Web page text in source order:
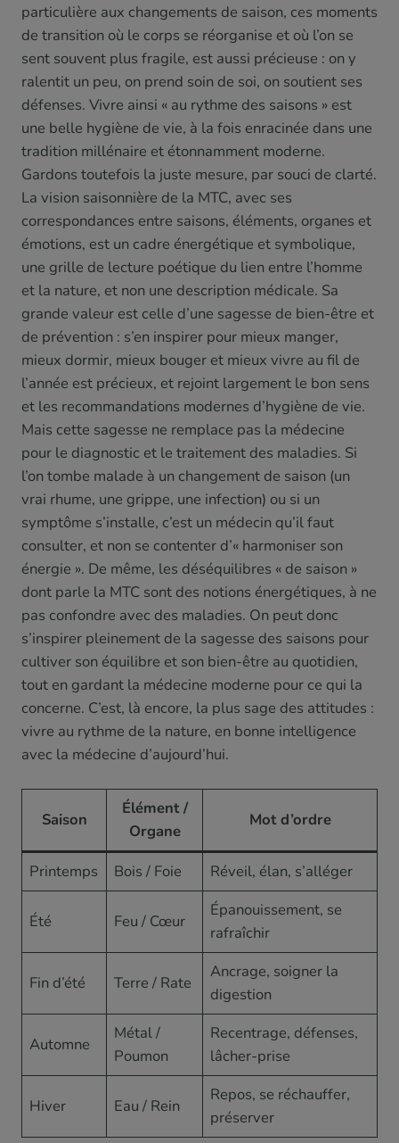
particulière aux changements de saison, ces moments
de transition où le corps se réorganise et où l’on se
sent souvent plus fragile, est aussi précieuse : on y
ralentit un peu, on prend soin de soi, on soutient ses
défenses. Vivre ainsi « au rythme des saisons » est
une belle hygiène de vie, à la fois enracinée dans une
tradition millénaire et étonnamment moderne.
Gardons toutefois la juste mesure, par souci de clarté.
La vision saisonnière de la MTC, avec ses
correspondances entre saisons, éléments, organes et
émotions, est un cadre énergétique et symbolique,
une grille de lecture poétique du lien entre l’homme
et la nature, et non une description médicale. Sa
grande valeur est celle d’une sagesse de bien-être et
de prévention : s’en inspirer pour mieux manger,
mieux dormir, mieux bouger et mieux vivre au fil de
l’année est précieux, et rejoint largement le bon sens
et les recommandations modernes d’hygiène de vie.
Mais cette sagesse ne remplace pas la médecine
pour le diagnostic et le traitement des maladies. Si
l’on tombe malade à un changement de saison (un
vrai rhume, une grippe, une infection) ou si un
symptôme s’installe, c’est un médecin qu’il faut
consulter, et non se contenter d’« harmoniser son
énergie ». De même, les déséquilibres « de saison »
dont parle la MTC sont des notions énergétiques, à ne
pas confondre avec des maladies. On peut donc
s’inspirer pleinement de la sagesse des saisons pour
cultiver son équilibre et son bien-être au quotidien,
tout en gardant la médecine moderne pour ce qui la
concerne. C’est, là encore, la plus sage des attitudes :
vivre au rythme de la nature, en bonne intelligence
avec la médecine d’aujourd’hui.
Saison
Élément /
Organe
Mot d’ordre
Printemps Bois / Foie Réveil, élan, s’alléger
Été Feu / Cœur
Épanouissement, se
rafraîchir
Fin d’été Terre / Rate
Ancrage, soigner la
digestion
Automne
Métal /
Poumon
Recentrage, défenses,
lâcher-prise
Hiver Eau / Rein
Repos, se réchauffer,
préserver